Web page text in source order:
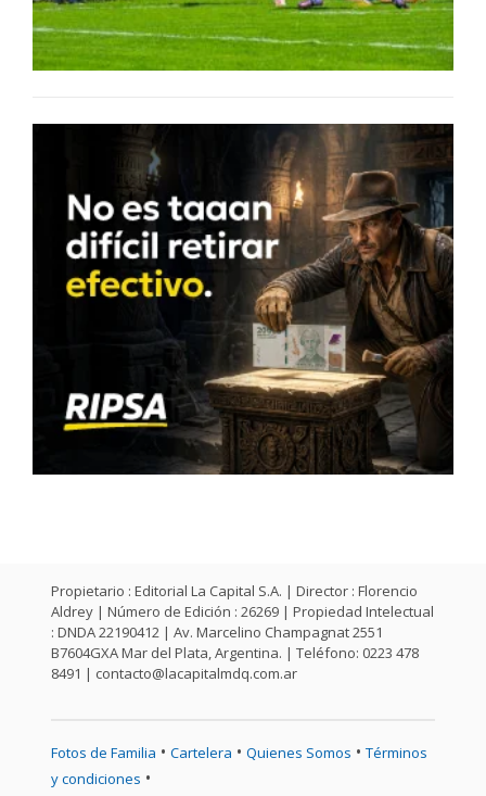
Propietario : Editorial La Capital S.A. | Director : Florencio
Aldrey | Número de Edición : 26269 | Propiedad Intelectual
: DNDA 22190412 | Av. Marcelino Champagnat 2551
B7604GXA Mar del Plata, Argentina. | Teléfono: 0223 478
8491 | contacto@lacapitalmdq.com.ar
Fotos de Familia • Cartelera • Quienes Somos • Términos
y condiciones •